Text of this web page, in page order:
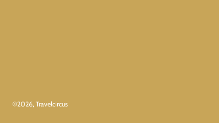
©2026, Travelcircus